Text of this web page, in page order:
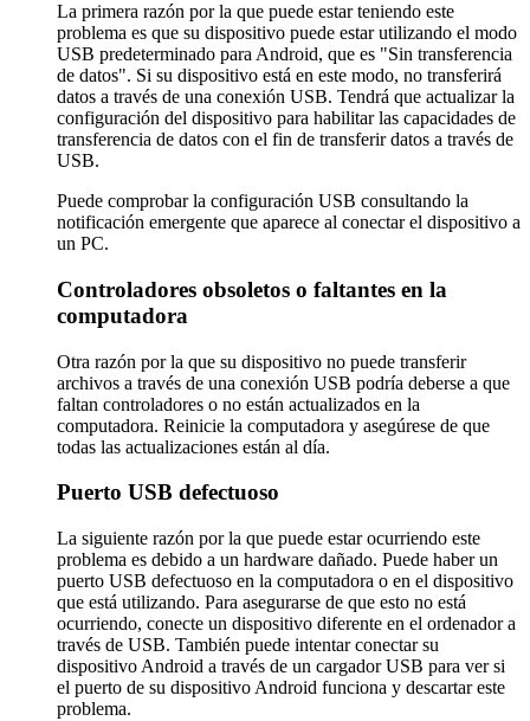
La primera razón por la que puede estar teniendo este
problema es que su dispositivo puede estar utilizando el modo
USB predeterminado para Android, que es "Sin transferencia
de datos". Si su dispositivo está en este modo, no transferirá
datos a través de una conexión USB. Tendrá que actualizar la
configuración del dispositivo para habilitar las capacidades de
transferencia de datos con el fin de transferir datos a través de
USB.
Puede comprobar la configuración USB consultando la
notificación emergente que aparece al conectar el dispositivo a
un PC.
Controladores obsoletos o faltantes en la
computadora
Otra razón por la que su dispositivo no puede transferir
archivos a través de una conexión USB podría deberse a que
faltan controladores o no están actualizados en la
computadora. Reinicie la computadora y asegúrese de que
todas las actualizaciones están al día.
Puerto USB defectuoso
La siguiente razón por la que puede estar ocurriendo este
problema es debido a un hardware dañado. Puede haber un
puerto USB defectuoso en la computadora o en el dispositivo
que está utilizando. Para asegurarse de que esto no está
ocurriendo, conecte un dispositivo diferente en el ordenador a
través de USB. También puede intentar conectar su
dispositivo Android a través de un cargador USB para ver si
el puerto de su dispositivo Android funciona y descartar este
problema.